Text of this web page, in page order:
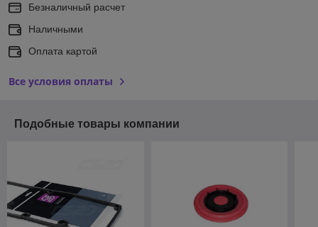
Безналичный расчет
Наличными
Оплата картой
Все условия оплаты
Подобные товары компании